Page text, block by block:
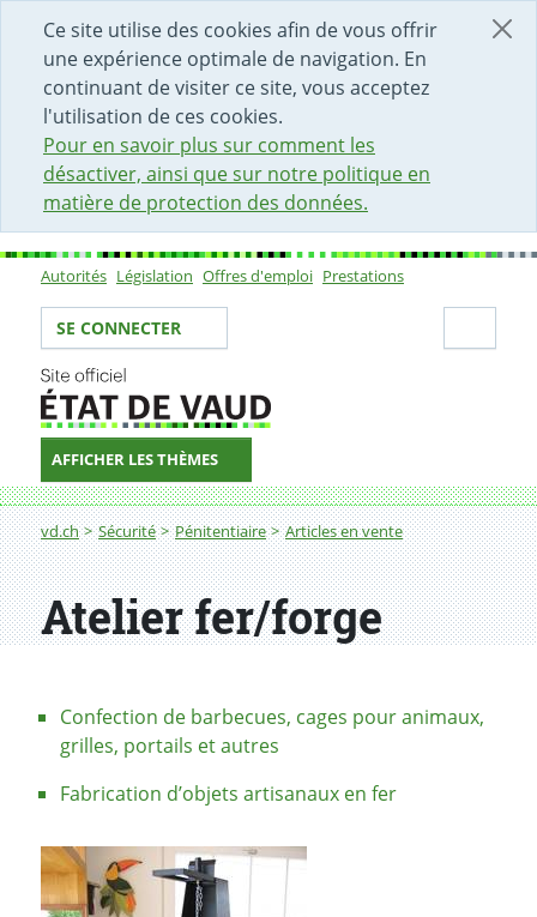
Ce site utilise des cookies afin de vous offrir
une expérience optimale de navigation. En
continuant de visiter ce site, vous acceptez
l'utilisation de ces cookies.
Pour en savoir plus sur comment les
désactiver, ainsi que sur notre politique en
matière de protection des données.
DÉBUT DU CONTENU DE LA PAGE
ACCÈS AU CHAMP DE RECHERCHE
PAGE D'ACCUEIL
FORMULAIRE DE CONTACT
Sous-navigation
Autorités Législation Offres d'emploi Prestations
Votre identité
SE CONNECTER
AFFICHER LES THÈMES
Fil d'Ariane
vd.ch Sécurité Pénitentiaire Articles en vente
Atelier fer/forge
Confection de barbecues, cages pour animaux,
grilles, portails et autres
Fabrication d’objets artisanaux en fer